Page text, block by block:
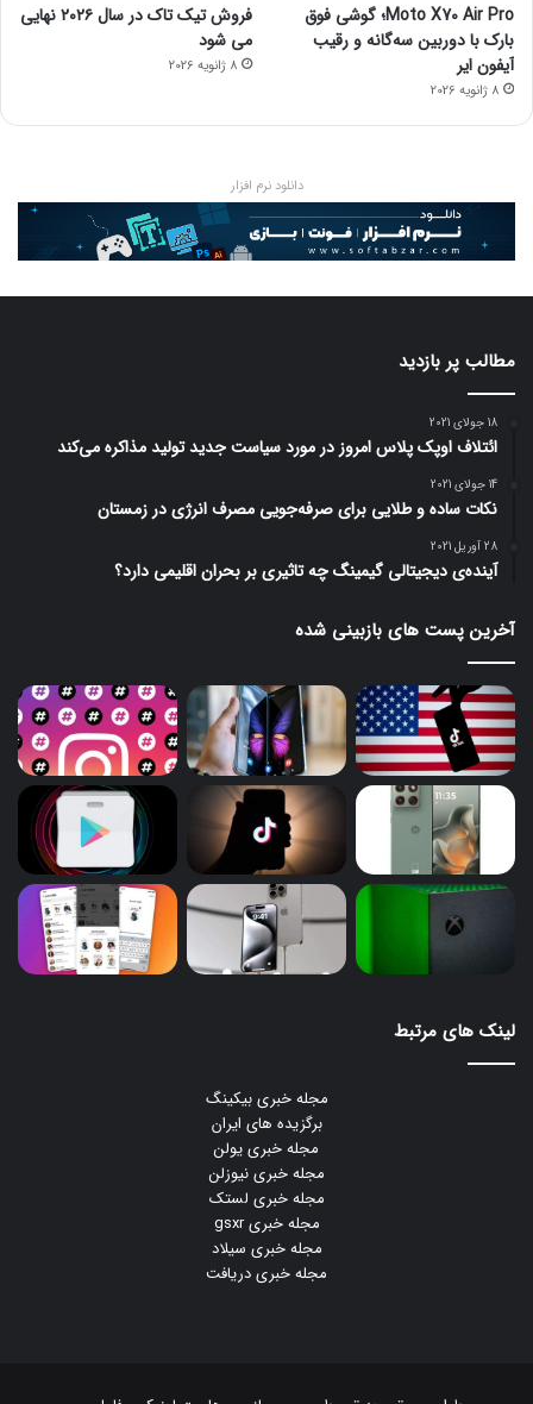
Moto X70 Air Pro؛ گوشی فوق
بارک با دوربین سه‌گانه و رقیب
آیفون ایر
8 ژانویه 2026
فروش تیک تاک در سال ۲۰۲۶ نهایی
می شود
8 ژانویه 2026
دانلود نرم افزار
مطالب پر بازدید
18 جولای 2021
ائتلاف اوپک پلاس امروز در مورد سیاست جدید تولید مذاکره می‌کند
14 جولای 2021
نکات ساده و طلایی برای صرفه‌جویی مصرف انرژی در زمستان
28 آوریل 2021
آینده‌ی دیجیتالی گیمینگ چه تاثیری بر بحران اقلیمی دارد؟
آخرین پست های بازبینی شده
لینک های مرتبط
مجله خبری بیکینگ
برگزیده های ایران
مجله خبری یولن
مجله خبری نیوزلن
مجله خبری لستک
مجله خبری gsxr
مجله خبری سیلاد
مجله خبری دریافت